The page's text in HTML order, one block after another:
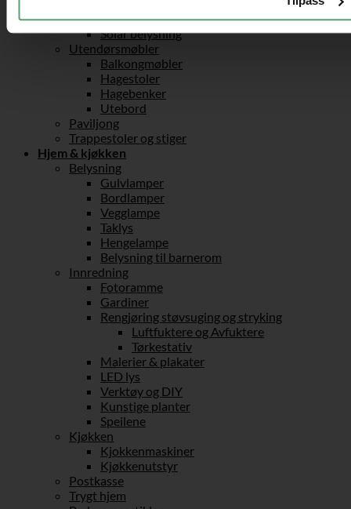
Utendørsbelysning
Solar belysning
Utendørsmøbler
Balkongmøbler
Hagestoler
Hagebenker
Utebord
Paviljong
Trappestoler og stiger
Hjem & kjøkken
Belysning
Gulvlamper
Bordlamper
Vegglampe
Taklys
Hengelampe
Belysning til barnerom
Innredning
Fotoramme
Gardiner
Rengjøring støvsuging og stryking
Luftfuktere og Avfuktere
Tørkestativ
Malerier & plakater
LED lys
Verktøy og DIY
Kunstige planter
Speilene
Kjøkken
Kjokkenmaskiner
Kjøkkenutstyr
Postkasse
Trygt hjem